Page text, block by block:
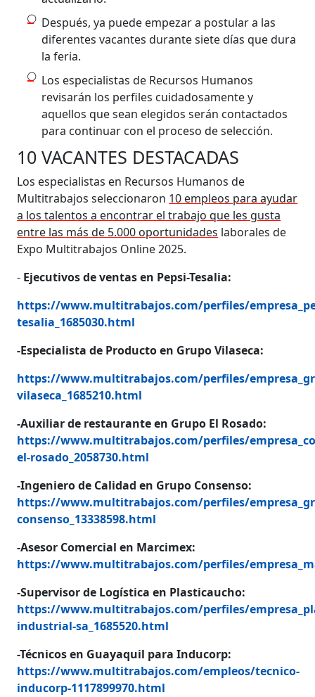
Después, ya puede empezar a postular a las
diferentes vacantes durante siete días que dura
la feria.
Los especialistas de Recursos Humanos
revisarán los perfiles cuidadosamente y
aquellos que sean elegidos serán contactados
para continuar con el proceso de selección.
10 VACANTES DESTACADAS
Los especialistas en Recursos Humanos de
Multitrabajos seleccionaron 10 empleos para ayudar
a los talentos a encontrar el trabajo que les gusta
entre las más de 5.000 oportunidades laborales de
Expo Multitrabajos Online 2025.
- Ejecutivos de ventas en Pepsi-Tesalia:
https://www.multitrabajos.com/perfiles/
tesalia_1685030.html
-Especialista de Producto en Grupo Vilaseca:
https://www.multitrabajos.com/perfiles/
vilaseca_1685210.html
-Auxiliar de restaurante en Grupo El Rosado:
https://www.multitrabajos.com/perfiles/
el-rosado_2058730.html
-Ingeniero de Calidad en Grupo Consenso:
https://www.multitrabajos.com/perfiles/
consenso_13338598.html
-Asesor Comercial en Marcimex:
https://www.multitrabajos.com/perfiles/
-Supervisor de Logística en Plasticaucho:
https://www.multitrabajos.com/perfiles/
industrial-sa_1685520.html
-Técnicos en Guayaquil para Inducorp:
https://www.multitrabajos.com/empleos/tecnico-
inducorp-1117899970.html